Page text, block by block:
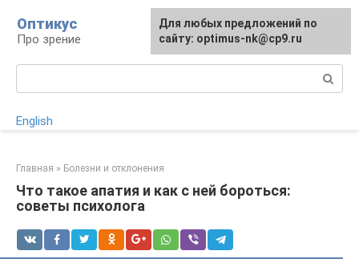
контенту
Оптикус
Про зрение
English
Главная » Болезни и отклонения
Что такое апатия и как с ней бороться:
советы психолога
Для любых предложений по
сайту: optimus-nk@cp9.ru